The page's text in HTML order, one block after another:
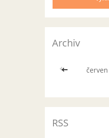
Archiv
<< červen
RSS